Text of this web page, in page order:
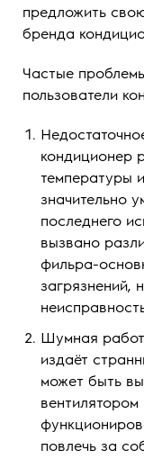
предложить
бренда
Частые
пользователи
кондиционер
температуры
значительно
последнего
вызвано
фильра-
загрязнений,
Шумная
издаёт
может быть
повлечь за